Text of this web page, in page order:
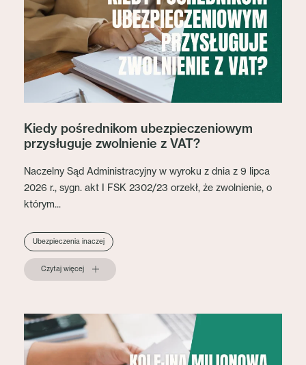
Kiedy pośrednikom ubezpieczeniowym
przysługuje zwolnienie z VAT?
Naczelny Sąd Administracyjny w wyroku z dnia z 9 lipca
2026 r., sygn. akt I FSK 2302/23 orzekł, że zwolnienie, o
którym...
Ubezpieczenia inaczej
Czytaj więcej